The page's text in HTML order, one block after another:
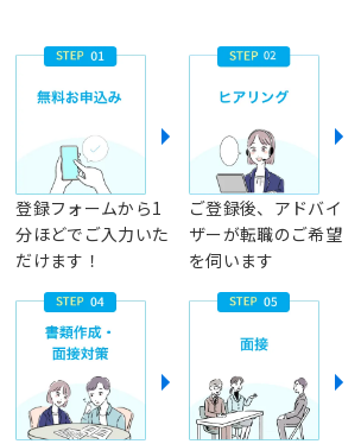
登録フォームから1
分ほどでご入力いた
だけます！
ご登録後、アドバイ
ザーが転職のご希望
を伺います